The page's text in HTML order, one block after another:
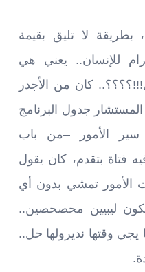
لا تليق بقيمة
للإنسان.. يعني هي
كان من الأجدر
جدول البرنامج
الأمور –من باب
فتاة بتقدم، كان يقول
الأمور تمشي بدون أي
ليبيين محصحصين..
يجي وقتها نديرولها حل..